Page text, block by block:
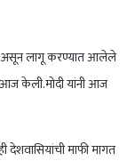
लागू करण्यात आलेले
आज केली.मोदी यांनी आज
माफी मागत